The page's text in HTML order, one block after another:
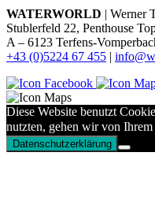
WATERWORLD | Werner
Stublerfeld 22, Penthouse
A – 6123 Terfens-
+43 (0)5224 67 455 |
Diese Website benutzt
nutzten, gehen wir von Ihrem
Datenschutzerklärung